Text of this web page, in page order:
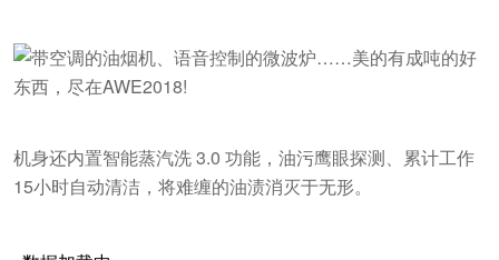
机身还内置智能蒸汽洗 3.0 功能，油污鹰眼探测、累计工作
15小时自动清洁，将难缠的油渍消灭于无形。